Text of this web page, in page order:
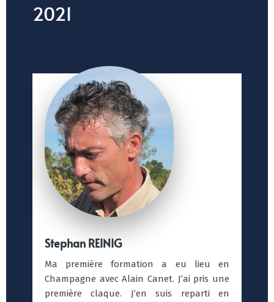
2021
Stephan REINIG
Ma première formation a eu lieu en
Champagne avec Alain Canet. J’ai pris une
première claque. J’en suis reparti en